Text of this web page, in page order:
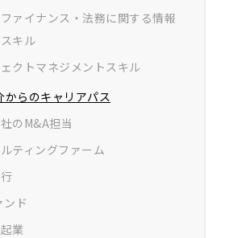
ァイナンス・法務に関する情報
キル
クトマネジメントスキル
からのキャリアパス
のM&A担当
ティングファーム
ンド
業